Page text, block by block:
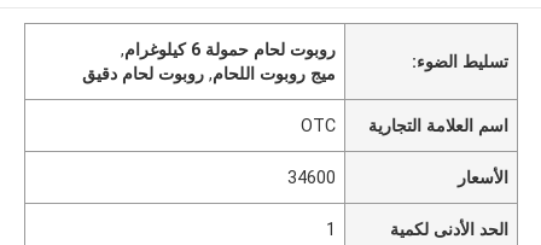
تسليط الضوء:
روبوت لحام حمولة 6 كيلوغرام
,
ميج روبوت اللحام,روبوت لحام دقيق
اسم العلامة التجارية OTC
الأسعار 34600
الحد الأدنى لكمية 1